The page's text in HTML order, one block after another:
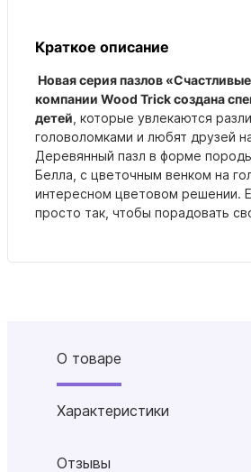
Краткое описание
Новая серия пазлов
компании Wood Trick создана
детей , которые увлекаются
головоломками и любят друзей
Деревянный пазл в форме породы
Белла, с цветочным венком на
интересном цветовом решении.
просто так, чтобы порадовать
О товаре
Характеристики
Отзывы